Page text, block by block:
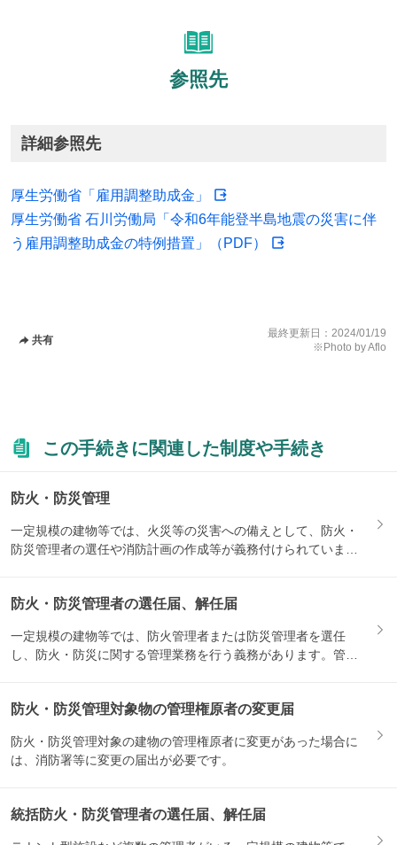
参照先
詳細参照先
厚生労働省「雇用調整助成金」
厚生労働省 石川労働局「令和6年能登半島地震の災害に伴
う雇用調整助成金の特例措置」（PDF）
共有
最終更新日： 2024/01/19
※Photo by Aflo
この手続きに関連した制度や手続き
防火・防災管理
一定規模の建物等では、火災等の災害への備えとして、防火・
防災管理者の選任や消防計画の作成等が義務付けられていま
防火・防災管理者の選任届、解任届
一定規模の建物等では、防火管理者または防災管理者を選任
し、防火・防災に関する管理業務を行う義務があります。管理
防火・防災管理対象物の管理権原者の変更届
防火・防災管理対象の建物の管理権原者に変更があった場合に
は、消防署等に変更の届出が必要です。
統括防火・防災管理者の選任届、解任届